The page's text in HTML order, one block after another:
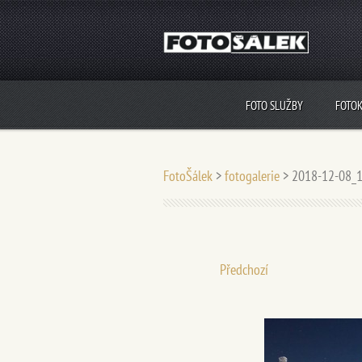
FOTO SLUŽBY
FotoŠálek >fotogalerie > 2018-12-
Předchozí